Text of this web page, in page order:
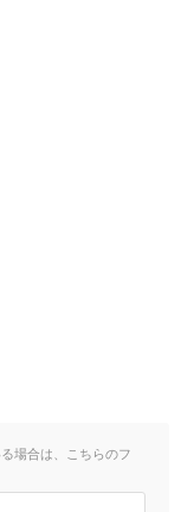
場合は、こちらのフ